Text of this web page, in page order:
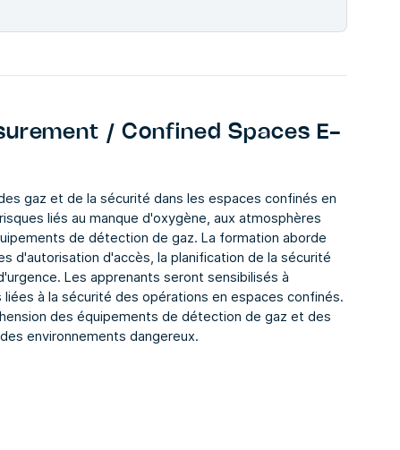
/ Confined Spaces E-
gaz et de la sécurité dans les espaces confinés en
liés au manque d'oxygène, aux atmosphères
de détection de gaz. La formation aborde
d'autorisation d'accès, la planification de la sécurité
Les apprenants seront sensibilisés à
à la sécurité des opérations en espaces confinés.
des équipements de détection de gaz et des
environnements dangereux.